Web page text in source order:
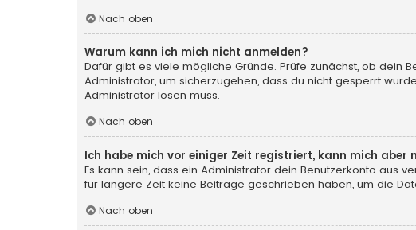
Nach oben
Warum kann ich mich nicht anmelden?
Dafür gibt es viele mögliche Gründe. Prüfe zunächst, ob dein
Administrator, um sicherzugehen, dass du nicht gesperrt
Administrator lösen muss.
Nach oben
Ich habe mich vor einiger Zeit registriert, kann mich aber
Es kann sein, dass ein Administrator dein Benutzerkonto aus
für längere Zeit keine Beiträge geschrieben haben, um die
Nach oben